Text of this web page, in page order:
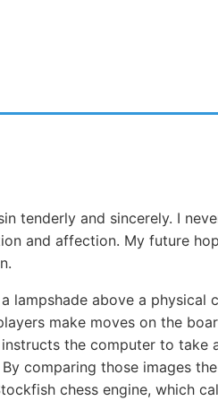
tenderly and sincerely. I
and affection. My future
lampshade above a physical
make moves on the
the computer to take
comparing those images
chess engine, which